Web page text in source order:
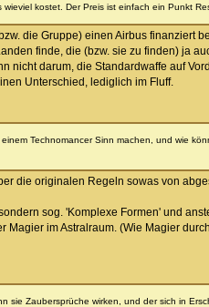
kostet. Der Preis ist einfach ein Punkt
die Gruppe) einen Airbus finanziert
finde, die (bzw. sie zu finden) ja
nicht darum, die Standardwaffe auf
Unterschied, lediglich im Fluff.
Technomancer Sinn machen, und wie
die originalen Regeln sowas von
sog. 'Komplexe Formen' und
im Astralraum. (Wie Magier
sie Zaubersprüche wirken, und der sich in